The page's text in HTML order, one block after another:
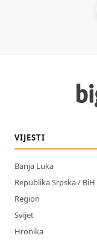
VIJESTI
Banja Luka
Republika Srpska / BiH
Region
Svijet
Hronika